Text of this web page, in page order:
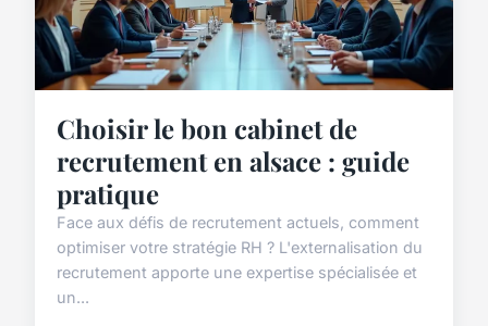
Choisir le bon cabinet de
recrutement en alsace : guide
pratique
Face aux défis de recrutement actuels, comment
optimiser votre stratégie RH ? L'externalisation du
recrutement apporte une expertise spécialisée et
un...